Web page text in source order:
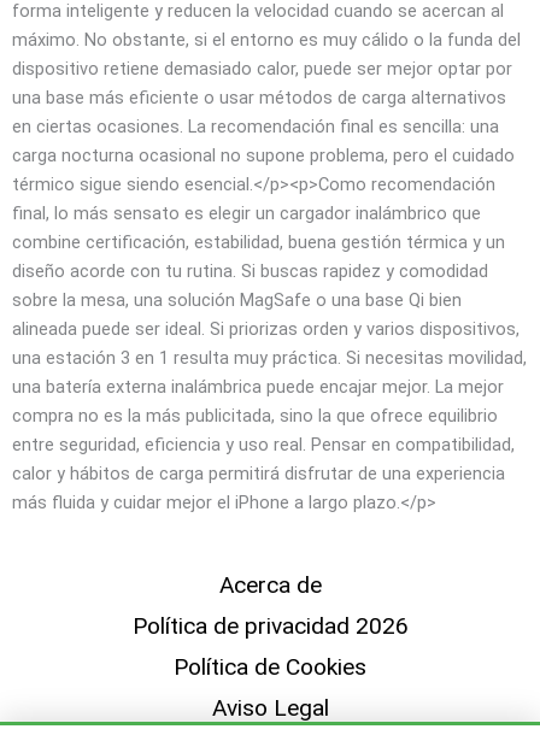
Acerca de
Política de privacidad 2026
Política de Cookies
Aviso Legal